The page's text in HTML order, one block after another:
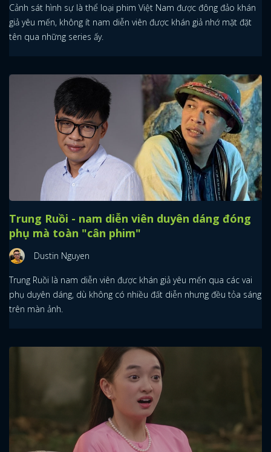
Cảnh sát hình sự là thể loại phim Việt Nam được đông đảo khán
giả yêu mến, không ít nam diễn viên được khán giả nhớ mặt đặt
tên qua những series ấy.
Trung Ruồi - nam diễn viên duyên dáng đóng
phụ mà toàn "cân phim"
Dustin Nguyen
Trung Ruồi là nam diễn viên được khán giả yêu mến qua các vai
phụ duyên dáng, dù không có nhiều đất diễn nhưng đều tỏa sáng
trên màn ảnh.